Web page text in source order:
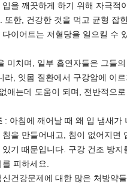
을 깨끗하게 하기 위해 자극적
또한, 건강한 것을 먹고 균형 잡
이어트는 저혈당을 일으킬 수
미치며, 일부 흡연자들은 그들
라, 잇몸 질환에서 구강암에 이
애는데 도움이 되며, 전반적으
: 아침에 깨어날 때 왜 입 냄새가
을 만들어내고, 침이 없어지면
기 때문입니다. 구강 건조 방
피하세요.
건강문제에 대한 많은 처방약